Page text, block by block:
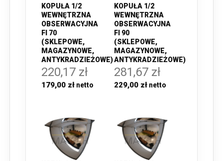
KOPUŁA 1/2
WEWNĘTRZNA
OBSERWACYJNA
FI 70
(SKLEPOWE,
MAGAZYNOWE,
ANTYKRADZIEŻOWE)
220,17 zł
179,00 zł
KOPUŁA 1/2
WEWNĘTRZNA
OBSERWACYJNA
FI 90
(SKLEPOWE,
MAGAZYNOWE,
ANTYKRADZIEŻOWE)
281,67 zł
229,00 zł